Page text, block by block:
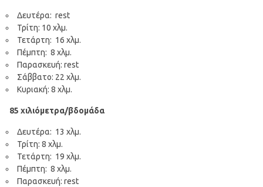
Δευτέρα: rest
Τρίτη: 10 χλμ.
Τετάρτη: 16 χλμ.
Πέμπτη: 8 χλμ.
Παρασκευή: rest
Σάββατο: 22 χλμ.
Κυριακή: 8 χλμ.
85 χιλιόμετρα/βδομάδα
Δευτέρα: 13 χλμ.
Τρίτη: 8 χλμ.
Τετάρτη: 19 χλμ.
Πέμπτη: 8 χλμ.
Παρασκευή: rest